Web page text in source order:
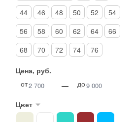
Цена, руб.
от
— до
44
46 48 50 52
54
56
58 60 62 64
66
68
70 72 74 76
Цвет